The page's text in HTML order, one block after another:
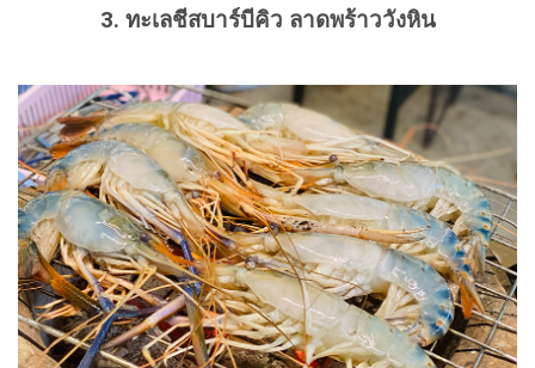
3. ทะเลชีสบาร์บีคิว ลาดพร้าววังหิน